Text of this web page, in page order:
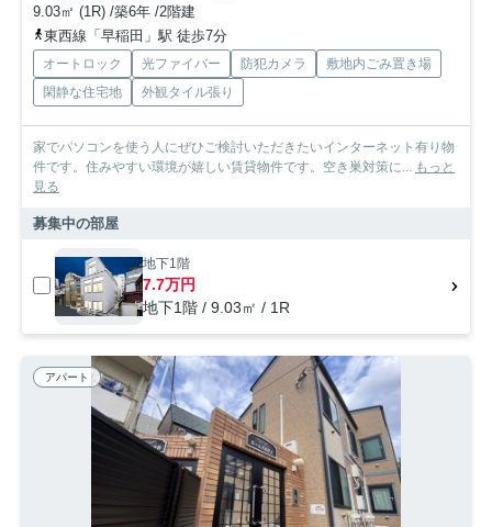
9.03㎡ (1R) /築6年 /2階建
東西線「早稲田」駅 徒歩7分
オートロック 光ファイバー 防犯カメラ
敷地内ごみ置き場
閑静な住宅地
外観タイル張り
家でパソコンを使う人にぜひご検討いただきたいインターネット有り物
件です。住みやすい環境が嬉しい賃貸物件です。空き巣対策に... もっと
見る
募集中の部屋
地下1階
7.7万円
地下1階 / 9.03㎡ / 1R
アパート